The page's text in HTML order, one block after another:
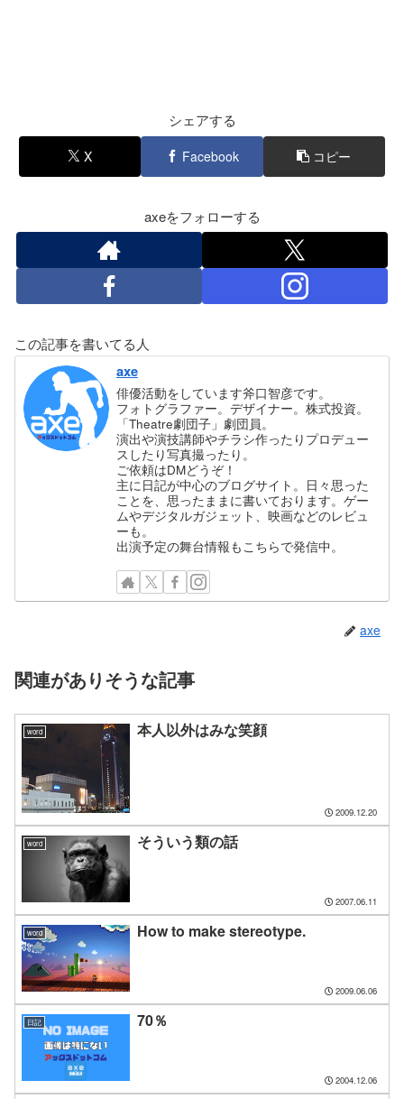
シェアする
X Facebook コピー
axeをフォローする
この記事を書いてる人
axe
俳優活動をしています斧口智彦です。
フォトグラファー。デザイナー。株式投資。
「Theatre劇団子」劇団員。
演出や演技講師やチラシ作ったりプロデュー
スしたり写真撮ったり。
ご依頼はDMどうぞ！
主に日記が中心のブログサイト。日々思った
ことを、思ったままに書いております。ゲー
ムやデジタルガジェット、映画などのレビュ
ーも。
出演予定の舞台情報もこちらで発信中。
axe
関連がありそうな記事
word 本人以外はみな笑顔
2009.12.20
word そういう類の話
2007.06.11
word How to make stereotype.
2009.06.06
日記 70％
2004.12.06